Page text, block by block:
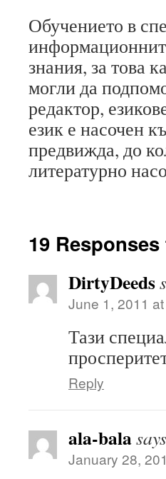
Обучението в
знания, за това
могли да
редактор,
език е насочен
предвижда, до
литературно
19 Responses
DirtyDeeds
June 1, 2011
Тази
Reply
ala-bala
January 28,